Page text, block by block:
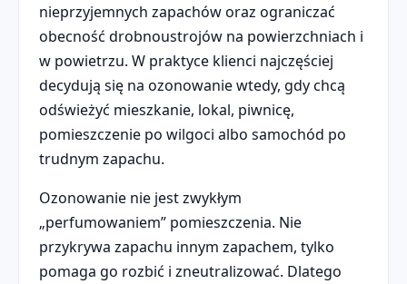
nieprzyjemnych zapachów oraz ograniczać
obecność drobnoustrojów na powierzchniach i
w powietrzu. W praktyce klienci najczęściej
decydują się na ozonowanie wtedy, gdy chcą
odświeżyć mieszkanie, lokal, piwnicę,
pomieszczenie po wilgoci albo samochód po
trudnym zapachu.
Ozonowanie nie jest zwykłym
„perfumowaniem” pomieszczenia. Nie
przykrywa zapachu innym zapachem, tylko
pomaga go rozbić i zneutralizować. Dlatego